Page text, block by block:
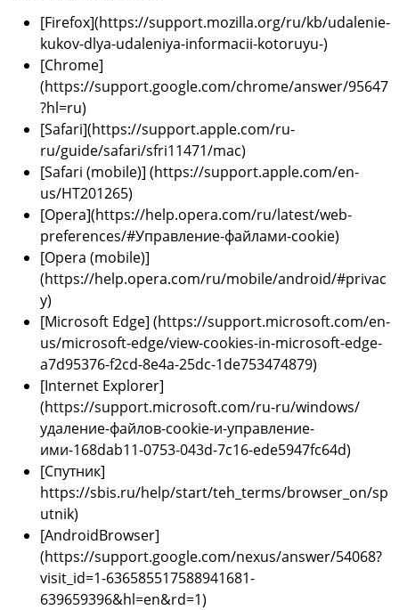
[Firefox](https://support.mozilla.org/ru/kb/udalenie-
kukov-dlya-udaleniya-informacii-kotoruyu-)
[Chrome]
(https://support.google.com/chrome/answer/95647
?hl=ru)
[Safari](https://support.apple.com/ru-
ru/guide/safari/sfri11471/mac)
[Safari (mobile)] (https://support.apple.com/en-
us/HT201265)
[Opera](https://help.opera.com/ru/latest/web-
preferences/#Управление-файлами-cookie)
[Opera (mobile)]
(https://help.opera.com/ru/mobile/android/#privac
y)
[Microsoft Edge] (https://support.microsoft.com/en-
us/microsoft-edge/view-cookies-in-microsoft-edge-
a7d95376-f2cd-8e4a-25dc-1de753474879)
[Internet Explorer]
(https://support.microsoft.com/ru-ru/windows/
удаление-файлов-cookie-и-управление-
ими-168dab11-0753-043d-7c16-ede5947fc64d)
[Спутник]
https://sbis.ru/help/start/teh_terms/browser_on/sp
utnik)
[AndroidBrowser]
(https://support.google.com/nexus/answer/54068?
visit_id=1-636585517588941681-
639659396&hl=en&rd=1)